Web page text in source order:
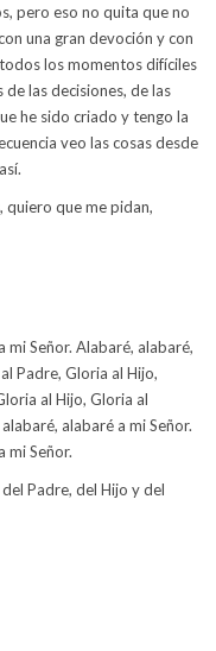
pero eso no quita que no
una gran devoción y con
los momentos difíciles
las decisiones, de las
he sido criado y tengo la
veo las cosas desde
quiero que me pidan,
mi Señor. Alabaré, alabaré,
Padre, Gloria al Hijo,
al Hijo, Gloria al
alabaré a mi Señor.
mi Señor.
Padre, del Hijo y del